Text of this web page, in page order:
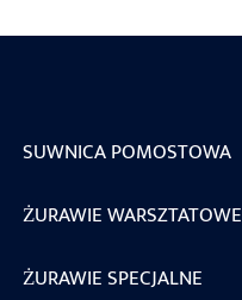
SUWNICA POMOSTOWA
ŻURAWIE WARSZTATOWE
ŻURAWIE SPECJALNE